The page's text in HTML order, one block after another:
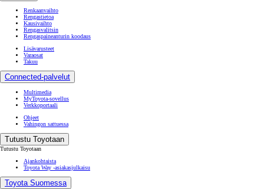
Renkaanvaihto
Rengastietoa
Kausivaihto
Rengasvalitsin
Rengaspaineanturin koodaus
Lisävarusteet
Varaosat
Takuu
Connected-palvelut
Multimedia
MyToyota-sovellus
Verkkoportaali
Ohjeet
Vahingon sattuessa
Tutustu Toyotaan
Tutustu Toyotaan
Ajankohtaista
Toyota Way -asiakasjulkaisu
Toyota Suomessa